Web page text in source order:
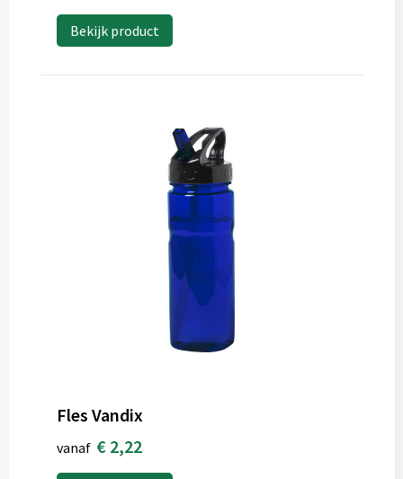
Bekijk product
Fles Vandix
vanaf € 2,22